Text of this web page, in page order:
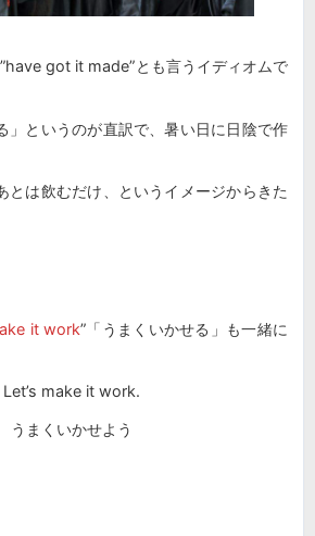
got it made”とも言うイディオムで
」というのが直訳で、暑い日に日陰で作
とは飲むだけ、というイメージからきた
it work”「うまくいかせる」も一緒に
Let’s make it work.
うまくいかせよう